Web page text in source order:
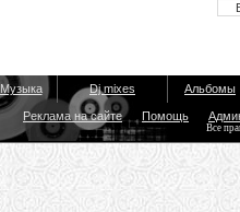
Музыка Dj mixes Альбомы
Реклама на сайте Помощь
Все